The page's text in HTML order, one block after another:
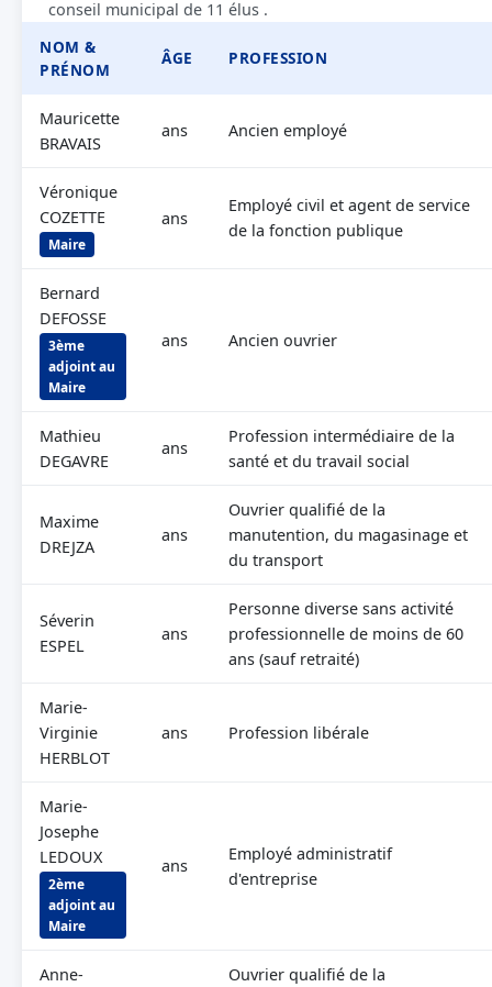
conseil municipal de 11 élus .
NOM &
PRÉNOM
ÂGE PROFESSION
Mauricette
BRAVAIS
ans Ancien employé
Véronique
COZETTE
Maire
ans
Employé civil et agent de service
de la fonction publique
Bernard
DEFOSSE
3ème
adjoint au
Maire
ans Ancien ouvrier
Mathieu
DEGAVRE
ans
Profession intermédiaire de la
santé et du travail social
Maxime
DREJZA
ans
Ouvrier qualifié de la
manutention, du magasinage et
du transport
Séverin
ESPEL
ans
Personne diverse sans activité
professionnelle de moins de 60
ans (sauf retraité)
Marie-
Virginie
HERBLOT
ans Profession libérale
Marie-
Josephe
LEDOUX
2ème
adjoint au
Maire
ans
Employé administratif
d'entreprise
Anne-
Ouvrier qualifié de la